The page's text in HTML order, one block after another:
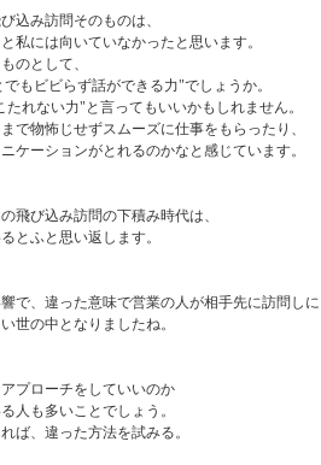
込み訪問そのものは、
私には向いていなかったと思います。
のとして、
もビビらず話ができる力"でしょうか。
れない力"と言ってもいいかもしれません。
で物怖じせずスムーズに仕事をもらったり、
ケーションがとれるのかなと感じています。
飛び込み訪問の下積み時代は、
とふと思い返します。
で、違った意味で営業の人が相手先に訪問し
世の中となりましたね。
プローチをしていいのか
人も多いことでしょう。
ば、違った方法を試みる。